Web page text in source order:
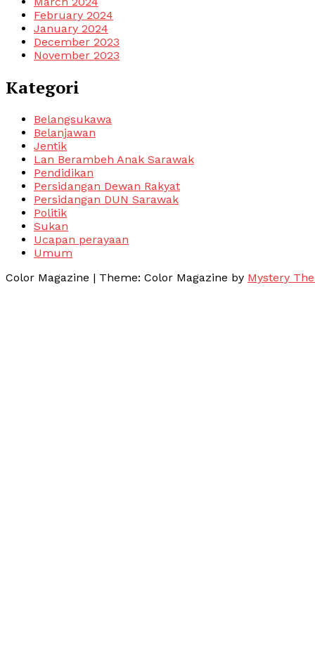
February 2024
January 2024
December 2023
November 2023
Kategori
Belangsukawa
Belanjawan
Jentik
Lan Berambeh Anak Sarawak
Pendidikan
Persidangan Dewan Rakyat
Persidangan DUN Sarawak
Politik
Sukan
Ucapan perayaan
Umum
Color Magazine | Theme: Color Magazine by Mystery